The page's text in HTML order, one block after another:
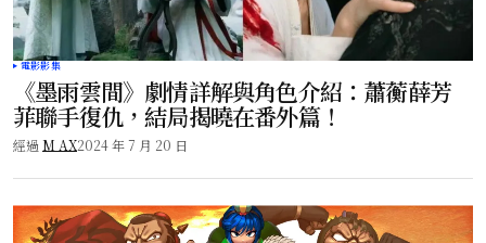
電影影集
《墨雨雲間》劇情詳解與角色介紹：蕭蘅薛芳
菲聯手復仇，結局揭曉在番外篇！
經過 M AX2024 年 7 月 20 日